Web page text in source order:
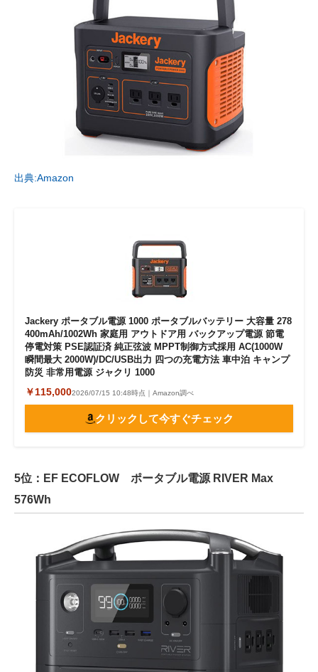
出典:Amazon
Jackery ポータブル電源 1000 ポータブルバッテリー 大容量 278
400mAh/1002Wh 家庭用 アウトドア用 バックアップ電源 節電
停電対策 PSE認証済 純正弦波 MPPT制御方式採用 AC(1000W
瞬間最大 2000W)/DC/USB出力 四つの充電方法 車中泊 キャンプ
防災 非常用電源 ジャクリ 1000
￥115,0002026/07/15 10:48時点｜Amazon調べ
クリックして今すぐチェック
5位：EF ECOFLOW ポータブル電源 RIVER Max
576Wh